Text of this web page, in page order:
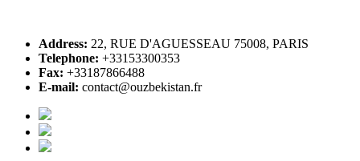
Address: 22, RUE D'AGUESSEAU 75008, PARIS
Telephone: +33153300353
Fax: +33187866488
E-mail: contact@ouzbekistan.fr